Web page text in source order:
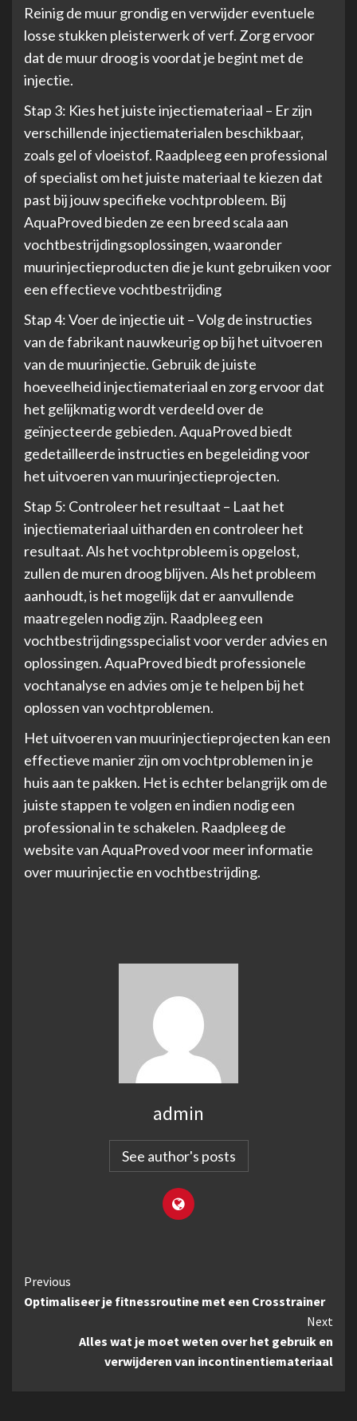
Reinig de muur grondig en verwijder eventuele
losse stukken pleisterwerk of verf. Zorg ervoor
dat de muur droog is voordat je begint met de
injectie.
Stap 3: Kies het juiste injectiemateriaal – Er zijn
verschillende injectiematerialen beschikbaar,
zoals gel of vloeistof. Raadpleeg een professional
of specialist om het juiste materiaal te kiezen dat
past bij jouw specifieke vochtprobleem. Bij
AquaProved bieden ze een breed scala aan
vochtbestrijdingsoplossingen, waaronder
muurinjectieproducten die je kunt gebruiken voor
een effectieve vochtbestrijding
Stap 4: Voer de injectie uit – Volg de instructies
van de fabrikant nauwkeurig op bij het uitvoeren
van de muurinjectie. Gebruik de juiste
hoeveelheid injectiemateriaal en zorg ervoor dat
het gelijkmatig wordt verdeeld over de
geïnjecteerde gebieden. AquaProved biedt
gedetailleerde instructies en begeleiding voor
het uitvoeren van muurinjectieprojecten.
Stap 5: Controleer het resultaat – Laat het
injectiemateriaal uitharden en controleer het
resultaat. Als het vochtprobleem is opgelost,
zullen de muren droog blijven. Als het probleem
aanhoudt, is het mogelijk dat er aanvullende
maatregelen nodig zijn. Raadpleeg een
vochtbestrijdingsspecialist voor verder advies en
oplossingen. AquaProved biedt professionele
vochtanalyse en advies om je te helpen bij het
oplossen van vochtproblemen.
Het uitvoeren van muurinjectieprojecten kan een
effectieve manier zijn om vochtproblemen in je
huis aan te pakken. Het is echter belangrijk om de
juiste stappen te volgen en indien nodig een
professional in te schakelen. Raadpleeg de
website van AquaProved voor meer informatie
over muurinjectie en vochtbestrijding.
admin
See author's posts
Continue
Reading
Previous
Optimaliseer je fitnessroutine met een Crosstrainer
Next
Alles wat je moet weten over het gebruik en
verwijderen van incontinentiemateriaal